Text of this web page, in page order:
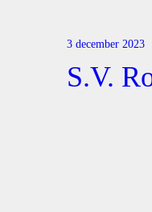
3 december 2023
S.V.